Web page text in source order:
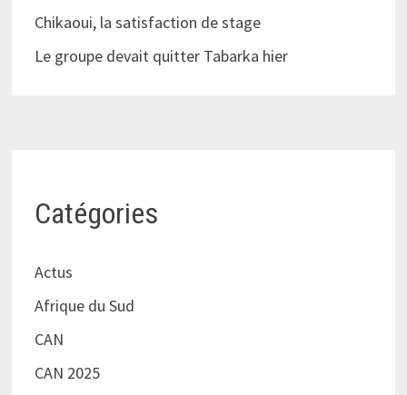
Chikaoui, la satisfaction de stage
Le groupe devait quitter Tabarka hier
Catégories
Actus
Afrique du Sud
CAN
CAN 2025